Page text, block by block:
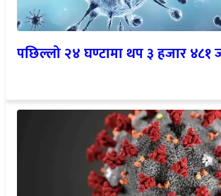
पछिल्लो २४ घण्टामा थप ३ हजार ४८१